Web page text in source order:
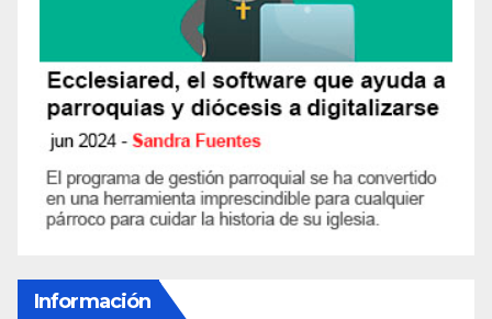
Información